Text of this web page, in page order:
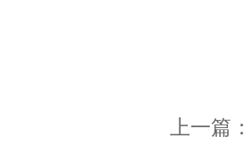
上一篇：